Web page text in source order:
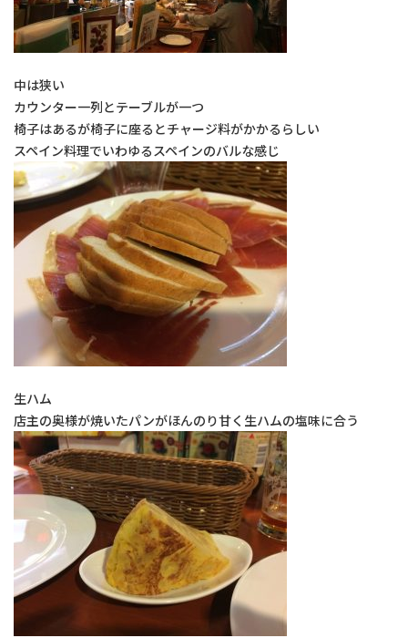
中は狭い
カウンター一列とテーブルが一つ
椅子はあるが椅子に座るとチャージ料がかかるらしい
スペイン料理でいわゆるスペインのバルな感じ
生ハム
店主の奥様が焼いたパンがほんのり甘く生ハムの塩味に合う
お問い合わせ
予約のお電話はこちらから
tel.096-389-8885（受付時間：9:00-18:30）